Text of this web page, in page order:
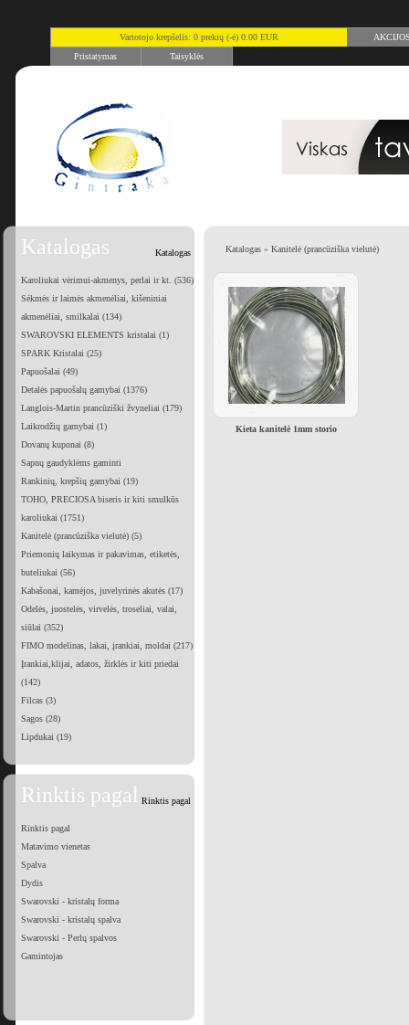
Vartotojo krepšelis: 0 prekių (-ė) 0.00 EUR
Pristatymas
Taisyklės
Katalogas Katalogas
Karoliukai vėrimui-akmenys, perlai ir kt. (536)
Sėkmės ir laimės akmenėliai, kišeniniai
akmenėliai, smilkalai (134)
SWAROVSKI ELEMENTS kristalai (1)
SPARK Kristalai (25)
Papuošalai (49)
Detalės papuošalų gamybai (1376)
Langlois-Martin prancūziški žvyneliai (179)
Laikrodžių gamybai (1)
Dovanų kuponai (8)
Sapnų gaudyklėms gaminti
Rankinių, krepšių gamybai (19)
TOHO, PRECIOSA biseris ir kiti smulkūs
karoliukai (1751)
Kanitelė (prancūziška vielutė) (5)
Priemonių laikymas ir pakavimas, etiketės,
buteliukai (56)
Kabašonai, kamėjos, juvelyrinės akutės (17)
Odelės, juostelės, virvelės, troseliai, valai,
siūlai (352)
FIMO modelinas, lakai, įrankiai, moldai (217)
Įrankiai,klijai, adatos, žirklės ir kiti priedai
(142)
Filcas (3)
Sagos (28)
Lipdukai (19)
Rinktis pagal Rinktis pagal
Rinktis pagal
Matavimo vienetas
Spalva
Dydis
Swarovski - kristalų forma
Swarovski - kristalų spalva
Swarovski - Perlų spalvos
Gamintojas
Katalogas » Kanitelė (prancūziška vielutė)
Kieta kanitelė 1mm storio